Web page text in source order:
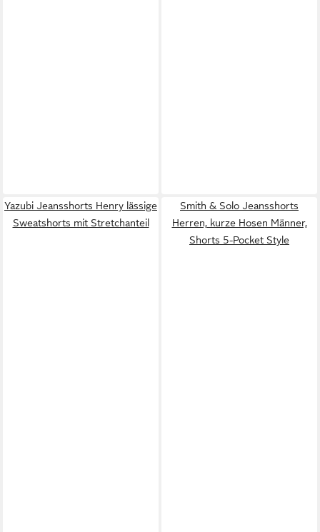
Yazubi Jeansshorts Henry lässige
Sweatshorts mit Stretchanteil
Smith & Solo Jeansshorts
Herren, kurze Hosen Männer,
Shorts 5-Pocket Style